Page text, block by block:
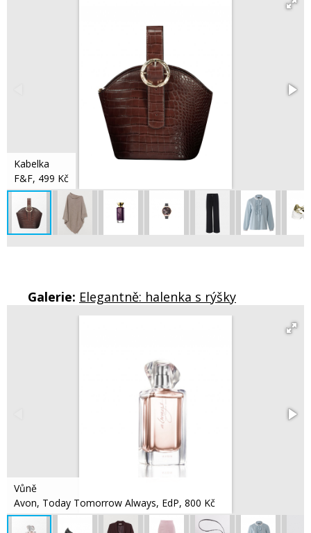
Kabelka
F&F, 499 Kč
Galerie: Elegantně: halenka s rýšky
Vůně
Avon, Today Tomorrow Always, EdP, 800 Kč